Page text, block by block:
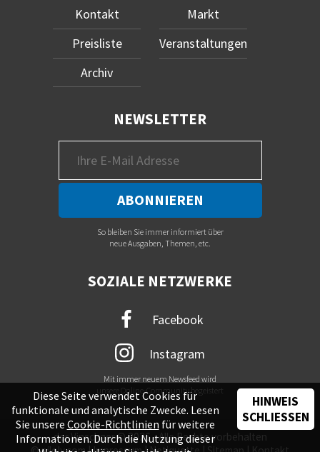
Kontakt
Preisliste
Archiv
Markt
Veranstaltungen
NEWSLETTER
So bleiben Sie immer informiert über
neue Ausgaben, Themen, etc.
SOZIALE NETZWERKE
Facebook
Instagram
Mit immer neuem Newsfeed wird
unsere Online-Community begeistert
der Vinschger © 2026 - Alle Rechte vorbehalten
Diese Seite verwendet Cookies für
funktionale und analytische Zwecke. Lesen
Sie unsere Cookie-Richtlinien für weitere
Informationen. Durch die Nutzung dieser
HINWEIS
SCHLIESSEN